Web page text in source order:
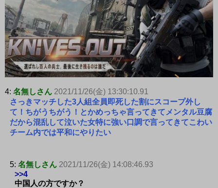
4: 名無しさん 2021/11/26(金) 13:30:10.91
さっきマッチした3人組全員即死した割にスコープ外し
て！ちがうちがう！とかめっちゃ言ってきてメンタル豆腐
だから混乱して泣いた女特に強い口調で言ってきてこわい
チーム内では平和にやりたい
5: 名無しさん 2021/11/26(金) 14:08:46.93
>>4
中国人の方ですか？